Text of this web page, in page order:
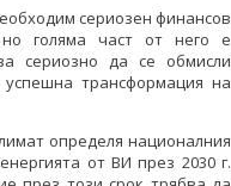
сериозен финансов
но голяма част от него е
сериозно да се обмисли
трансформация на
определя националния
от ВИ през 2030 г.